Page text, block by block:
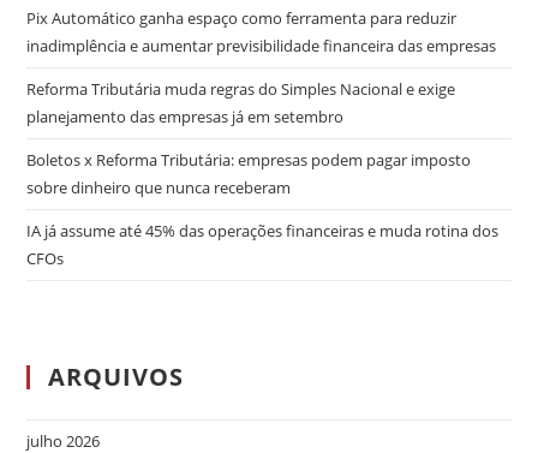
Pix Automático ganha espaço como ferramenta para reduzir
inadimplência e aumentar previsibilidade financeira das empresas
Reforma Tributária muda regras do Simples Nacional e exige
planejamento das empresas já em setembro
Boletos x Reforma Tributária: empresas podem pagar imposto
sobre dinheiro que nunca receberam
IA já assume até 45% das operações financeiras e muda rotina dos
CFOs
ARQUIVOS
julho 2026